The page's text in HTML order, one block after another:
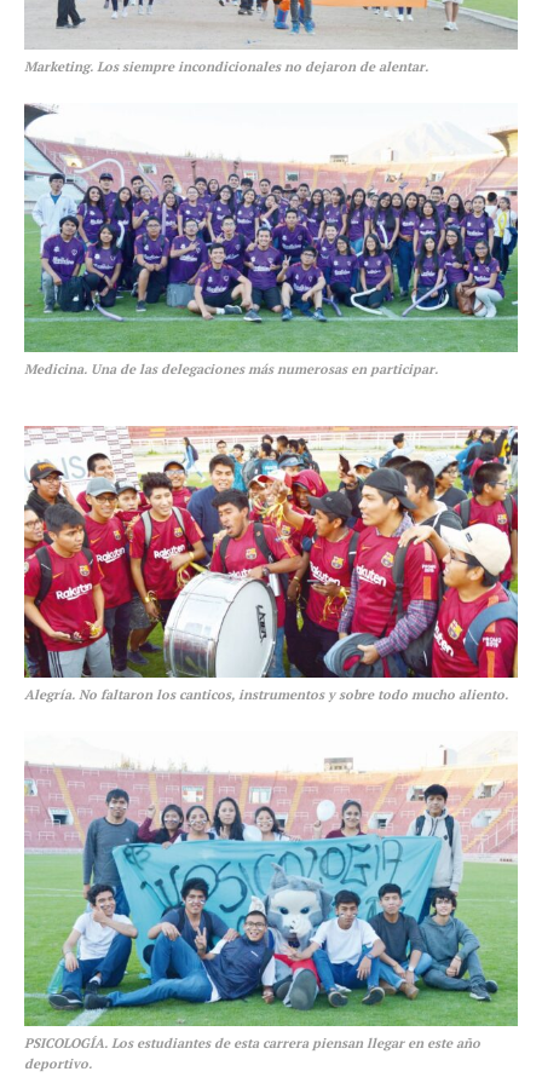
Marketing. Los siempre incondicionales no dejaron de alentar.
Medicina. Una de las delegaciones más numerosas en participar.
Alegría. No faltaron los canticos, instrumentos y sobre todo mucho aliento.
PSICOLOGÍA. Los estudiantes de esta carrera piensan llegar en este año
deportivo.